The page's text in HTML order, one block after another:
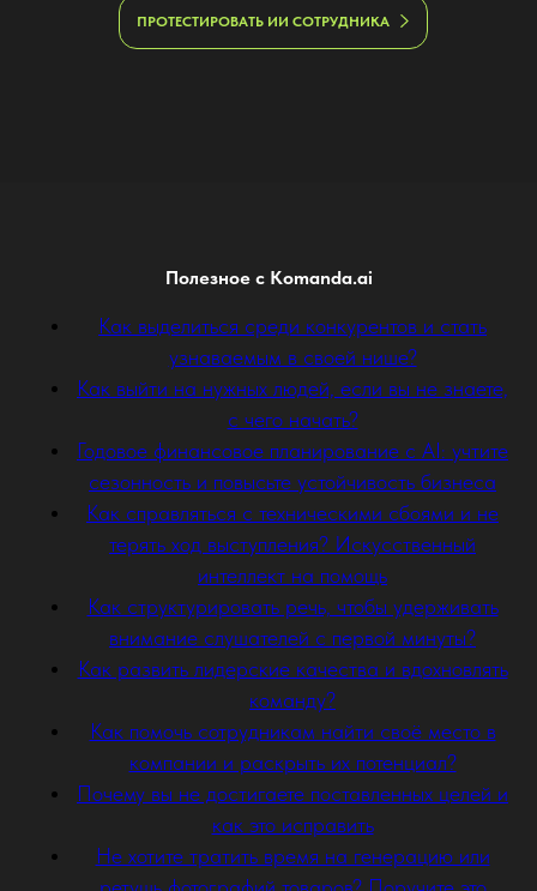
ПРОТЕСТИРОВАТЬ ИИ СОТРУДНИКА
Полезное с Komanda.ai
Как выделиться среди конкурентов и стать
узнаваемым в своей нише?
Как выйти на нужных людей, если вы не знаете,
с чего начать?
Годовое финансовое планирование с AI: учтите
сезонность и повысьте устойчивость бизнеса
Как справляться с техническими сбоями и не
терять ход выступления? Искусственный
интеллект на помощь
Как структурировать речь, чтобы удерживать
внимание слушателей с первой минуты?
Как развить лидерские качества и вдохновлять
команду?
Как помочь сотрудникам найти своё место в
компании и раскрыть их потенциал?
Почему вы не достигаете поставленных целей и
как это исправить
Не хотите тратить время на генерацию или